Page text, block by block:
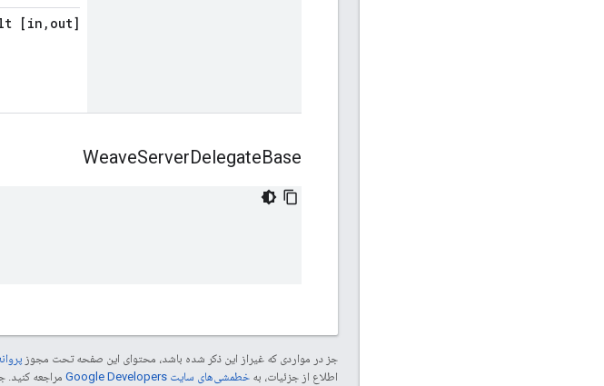
[in
, out] result
WeaveServerDelegateBase
جز در مواردی که غیراز این ذکر شده باشد، محتوای این صفحه تحت مجوز
اطلاع از جزئیات، به خطمشی‌های سایت Google Developers‏